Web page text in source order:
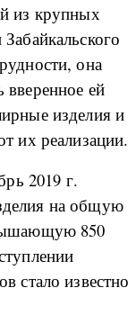
из крупных
она
вверенное ей
изделия и
их реализации.
2019 г.
на общую
850
стало известно